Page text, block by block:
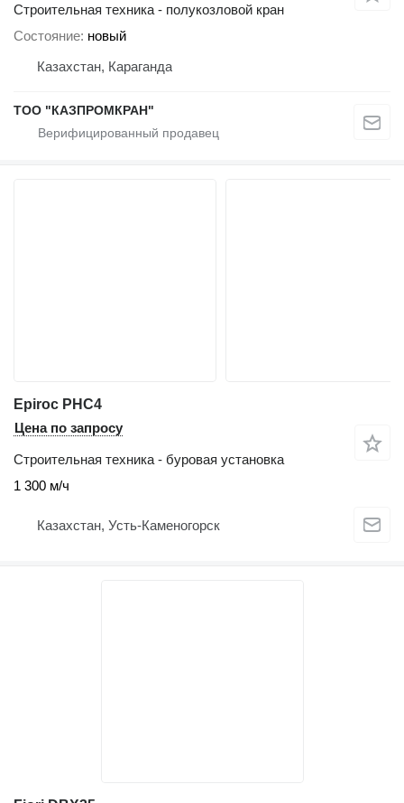
Строительная техника - полукозловой кран
Состояние новый
Казахстан, Караганда
ТОО "КАЗПРОМКРАН"
Epiroc PHC4
Цена по запросу
Строительная техника - буровая установка
1 300 м/ч
Казахстан, Усть-Каменогорск